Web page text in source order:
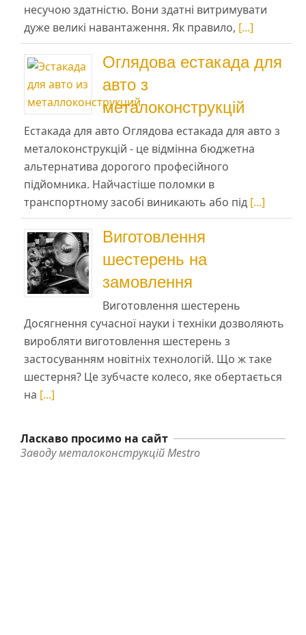
несучою здатністю. Вони здатні витримувати
дуже великі навантаження. Як правило, [...]
Оглядова естакада для
авто з
металоконструкцій
Естакада для авто Оглядова естакада для авто з
металоконструкцій - це відмінна бюджетна
альтернатива дорогого професійного
підйомника. Найчастіше поломки в
транспортному засобі виникають або під [...]
Виготовлення
шестерень на
замовлення
Виготовлення шестерень
Досягнення сучасної науки і техніки дозволяють
виробляти виготовлення шестерень з
застосуванням новітніх технологій. Що ж таке
шестерня? Це зубчасте колесо, яке обертається
на [...]
Ласкаво просимо на сайт
Заводу металоконструкцій Mestro